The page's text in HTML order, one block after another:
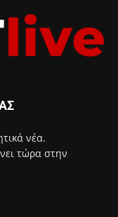
νέα.
τώρα στην